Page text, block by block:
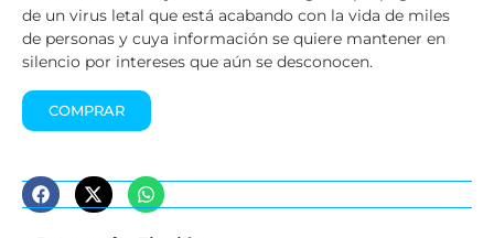
de un virus letal que está acabando con la vida de miles
de personas y cuya información se quiere mantener en
silencio por intereses que aún se desconocen.
COMPRAR